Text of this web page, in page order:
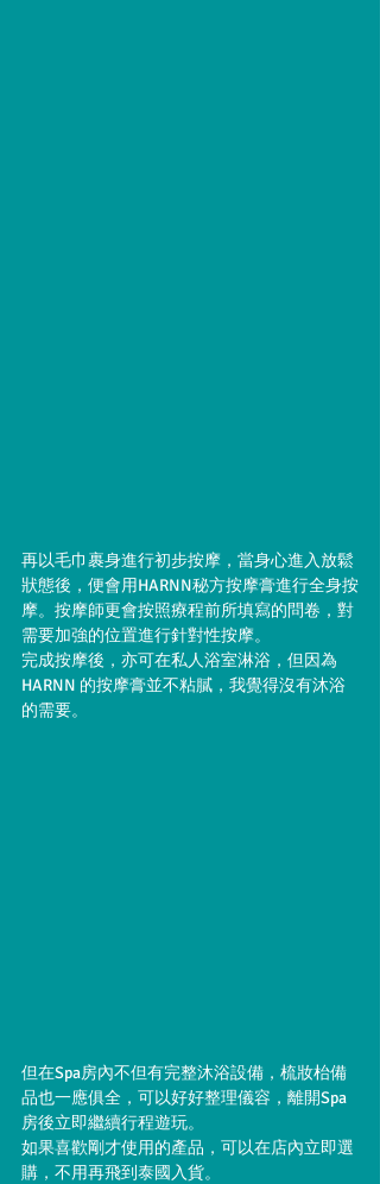
再以毛巾裹身進行初步按摩，當身心進入放鬆
狀態後，便會用HARNN秘方按摩膏進行全身按
摩。按摩師更會按照療程前所填寫的問卷，對
需要加強的位置進行針對性按摩。
完成按摩後，亦可在私人浴室淋浴，但因為
HARNN 的按摩膏並不粘膩，我覺得沒有沐浴
的需要。
但在Spa房內不但有完整沐浴設備，梳妝枱備
品也一應俱全，可以好好整理儀容，離開Spa
房後立即繼續行程遊玩。
如果喜歡剛才使用的產品，可以在店內立即選
購，不用再飛到泰國入貨。